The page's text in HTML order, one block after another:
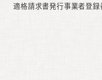
適格請求書発行事業者登